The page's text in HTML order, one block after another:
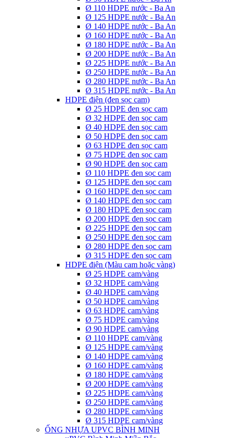
Ø 110 HDPE nước - Ba An
Ø 125 HDPE nước - Ba An
Ø 140 HDPE nước - Ba An
Ø 160 HDPE nước - Ba An
Ø 180 HDPE nước - Ba An
Ø 200 HDPE nước - Ba An
Ø 225 HDPE nước - Ba An
Ø 250 HDPE nước - Ba An
Ø 280 HDPE nước - Ba An
Ø 315 HDPE nước - Ba An
HDPE điện (đen sọc cam)
Ø 25 HDPE đen sọc cam
Ø 32 HDPE đen sọc cam
Ø 40 HDPE đen sọc cam
Ø 50 HDPE đen sọc cam
Ø 63 HDPE đen sọc cam
Ø 75 HDPE đen sọc cam
Ø 90 HDPE đen sọc cam
Ø 110 HDPE đen sọc cam
Ø 125 HDPE đen sọc cam
Ø 160 HDPE đen sọc cam
Ø 140 HDPE đen sọc cam
Ø 180 HDPE đen sọc cam
Ø 200 HDPE đen sọc cam
Ø 225 HDPE đen sọc cam
Ø 250 HDPE đen sọc cam
Ø 280 HDPE đen sọc cam
Ø 315 HDPE đen sọc cam
HDPE điện (Màu cam hoặc vàng)
Ø 25 HDPE cam/vàng
Ø 32 HDPE cam/vàng
Ø 40 HDPE cam/vàng
Ø 50 HDPE cam/vàng
Ø 63 HDPE cam/vàng
Ø 75 HDPE cam/vàng
Ø 90 HDPE cam/vàng
Ø 110 HDPE cam/vàng
Ø 125 HDPE cam/vàng
Ø 140 HDPE cam/vàng
Ø 160 HDPE cam/vàng
Ø 180 HDPE cam/vàng
Ø 200 HDPE cam/vàng
Ø 225 HDPE cam/vàng
Ø 250 HDPE cam/vàng
Ø 280 HDPE cam/vàng
Ø 315 HDPE cam/vàng
ỐNG NHỰA UPVC BÌNH MINH